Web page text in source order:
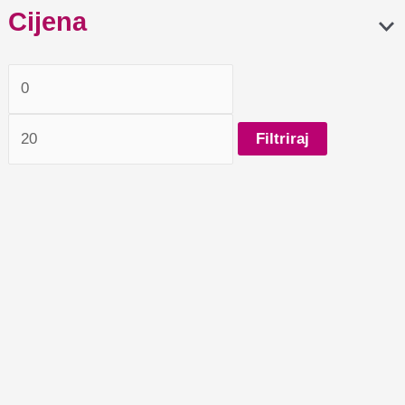
Cijena
Filtriraj